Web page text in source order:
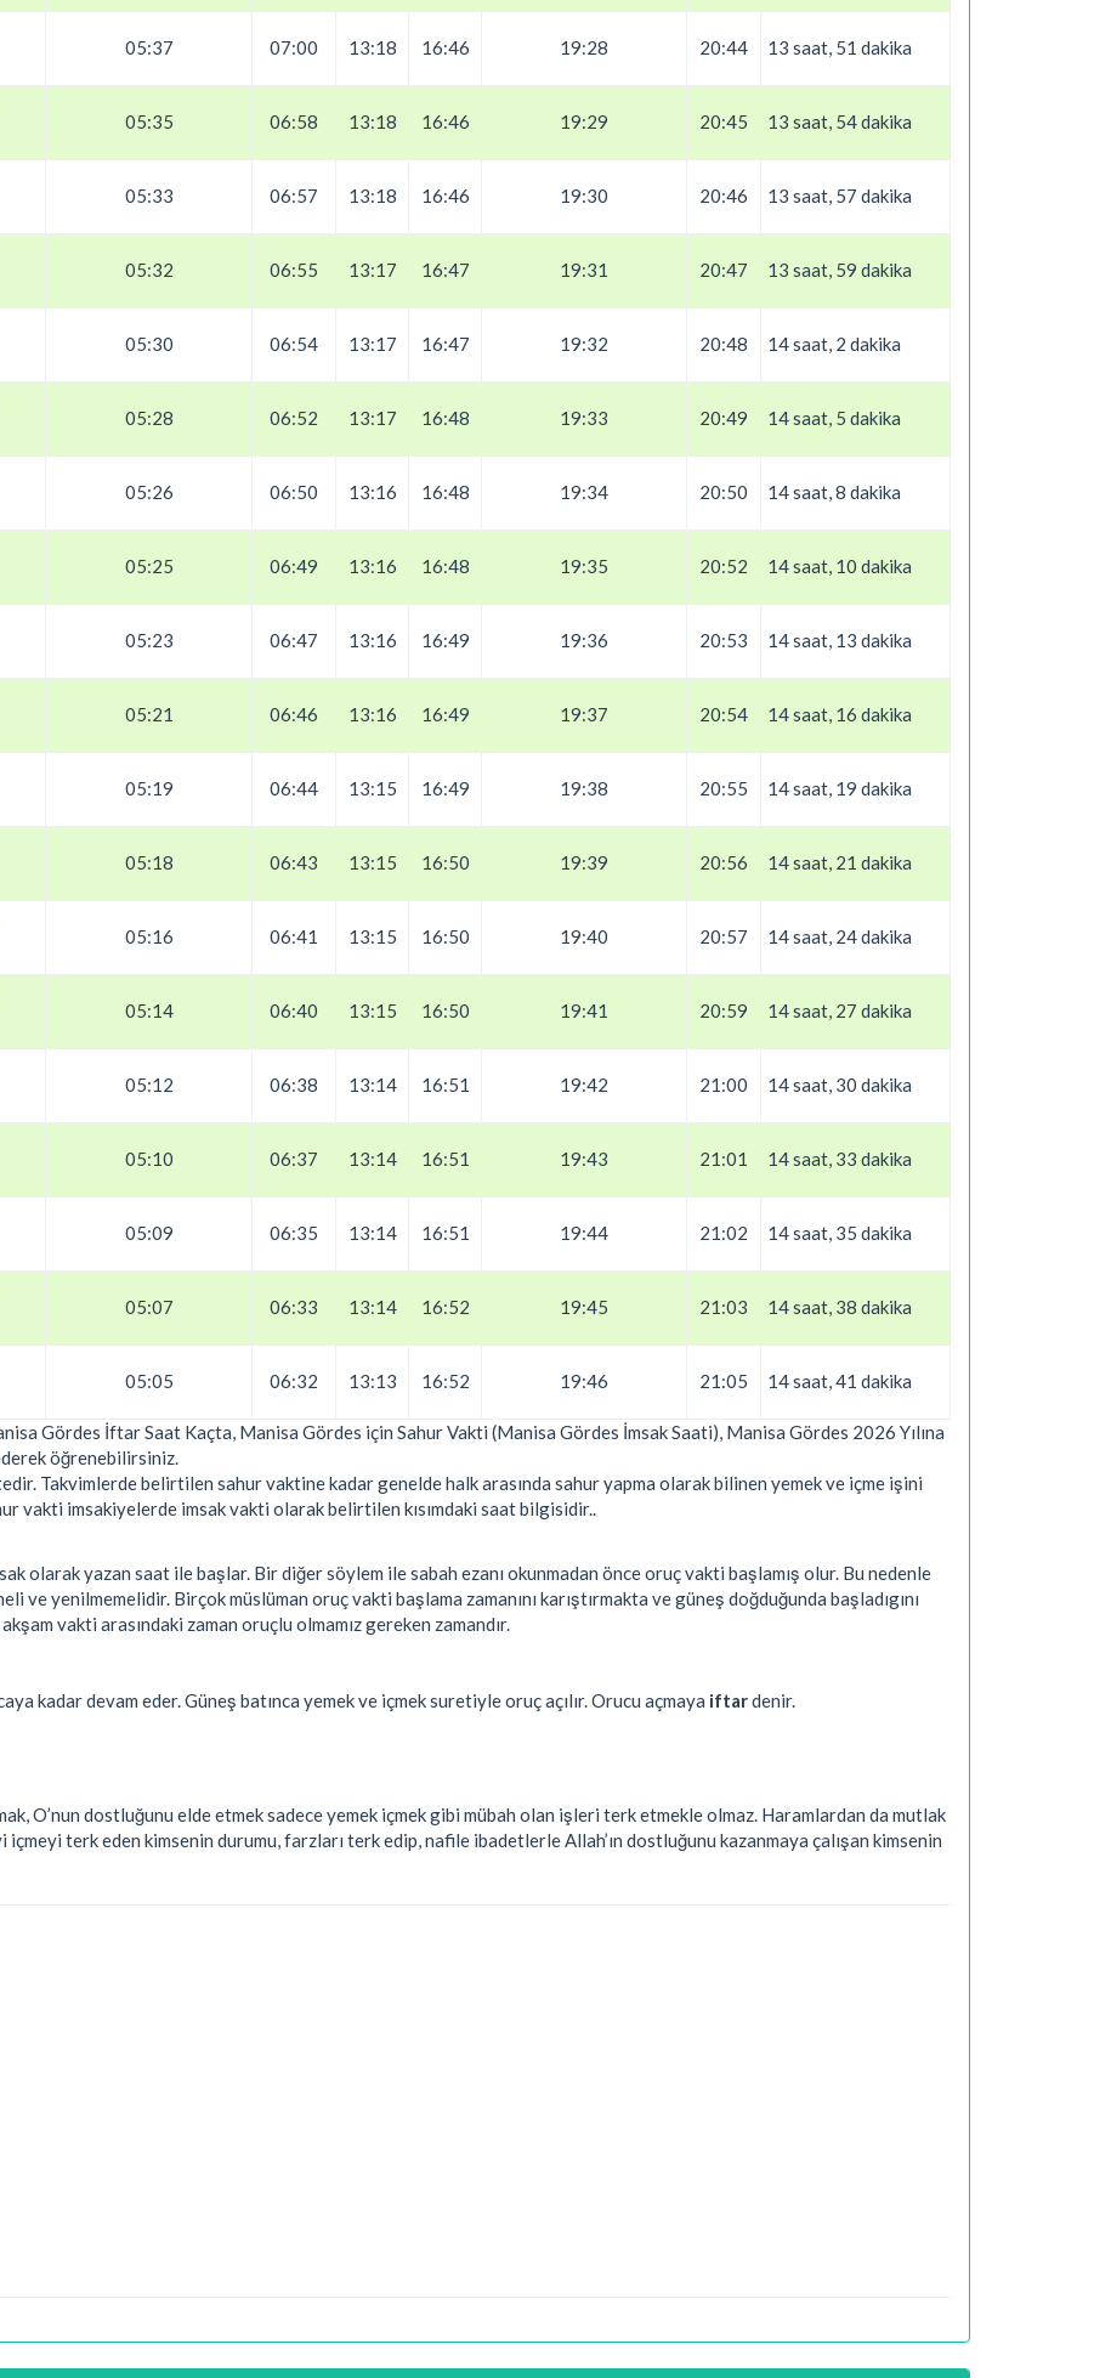
05:37 07:00 13:18 16:46 19:28 20:44 13 saat, 51 dakika
05:35 06:58 13:18 16:46 19:29 20:45 13 saat, 54 dakika
05:33 06:57 13:18 16:46 19:30 20:46 13 saat, 57 dakika
05:32 06:55 13:17 16:47 19:31 20:47 13 saat, 59 dakika
05:30 06:54 13:17 16:47 19:32 20:48 14 saat, 2 dakika
05:28 06:52 13:17 16:48 19:33 20:49 14 saat, 5 dakika
05:26 06:50 13:16 16:48 19:34 20:50 14 saat, 8 dakika
05:25 06:49 13:16 16:48 19:35 20:52 14 saat, 10 dakika
05:23 06:47 13:16 16:49 19:36 20:53 14 saat, 13 dakika
05:21 06:46 13:16 16:49 19:37 20:54 14 saat, 16 dakika
05:19 06:44 13:15 16:49 19:38 20:55 14 saat, 19 dakika
05:18 06:43 13:15 16:50 19:39 20:56 14 saat, 21 dakika
05:16 06:41 13:15 16:50 19:40 20:57 14 saat, 24 dakika
05:14 06:40 13:15 16:50 19:41 20:59 14 saat, 27 dakika
05:12 06:38 13:14 16:51 19:42 21:00 14 saat, 30 dakika
05:10 06:37 13:14 16:51 19:43 21:01 14 saat, 33 dakika
05:09 06:35 13:14 16:51 19:44 21:02 14 saat, 35 dakika
05:07 06:33 13:14 16:52 19:45 21:03 14 saat, 38 dakika
05:05 06:32 13:13 16:52 19:46 21:05 14 saat, 41 dakika
Gördes İftar Saat Kaçta, Manisa Gördes için Sahur Vakti (Manisa Gördes İmsak Saati), Manisa Gördes 2026 Yılına
öğrenebilirsiniz.
Takvimlerde belirtilen sahur vaktine kadar genelde halk arasında sahur yapma olarak bilinen yemek ve içme işini
vakti imsakiyelerde imsak vakti olarak belirtilen kısımdaki saat bilgisidir..
olarak yazan saat ile başlar. Bir diğer söylem ile sabah ezanı okunmadan önce oruç vakti başlamış olur. Bu nedenle
ve yenilmemelidir. Birçok müslüman oruç vakti başlama zamanını karıştırmakta ve güneş doğduğunda başladıgını
vakti arasındaki zaman oruçlu olmamız gereken zamandır.
kadar devam eder. Güneş batınca yemek ve içmek suretiyle oruç açılır. Orucu açmaya iftardenir.
O’nun dostluğunu elde etmek sadece yemek içmek gibi mübah olan işleri terk etmekle olmaz. Haramlardan da mutlak
terk eden kimsenin durumu, farzları terk edip, nafile ibadetlerle Allah’ın dostluğunu kazanmaya çalışan kimsenin